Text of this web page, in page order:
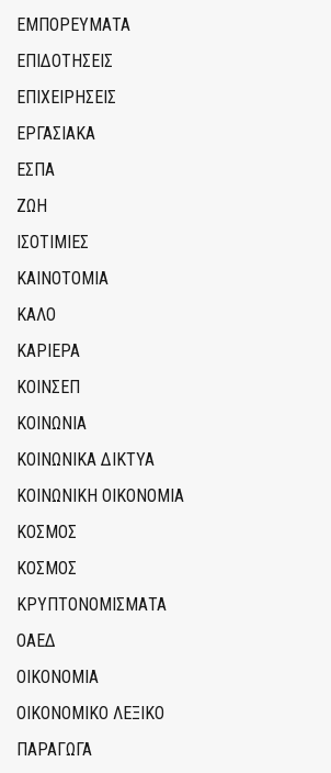
ΕΜΠΟΡΕΥΜΑΤΑ
ΕΠΙΔΟΤΗΣΕΙΣ
ΕΠΙΧΕΙΡΗΣΕΙΣ
ΕΡΓΑΣΙΑΚΑ
ΕΣΠΑ
ΖΩΗ
ΙΣΟΤΙΜΙΕΣ
ΚΑΙΝΟΤΟΜΊΑ
ΚΑΛΟ
ΚΑΡΙΕΡΑ
ΚΟΙΝΣΕΠ
ΚΟΙΝΩΝΙΑ
ΚΟΙΝΩΝΙΚΆ ΔΊΚΤΥΑ
ΚΟΙΝΩΝΙΚΉ ΟΙΚΟΝΟΜΊΑ
ΚΟΣΜΟΣ
ΚΟΣΜΟΣ
ΚΡΥΠΤΟΝΟΜΊΣΜΑΤΑ
ΟΑΕΔ
ΟΙΚΟΝΟΜΙΑ
ΟΙΚΟΝΟΜΙΚΟ ΛΕΞΙΚΟ
ΠΑΡΑΓΩΓΑ